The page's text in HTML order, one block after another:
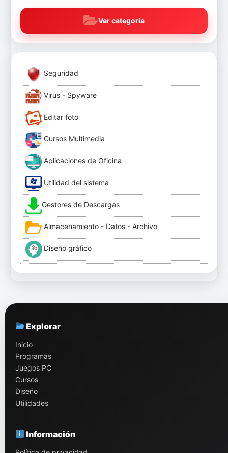
Ver categoría
Seguridad
Virus - Spyware
Editar foto
Cursos Multimedia
Aplicaciones de Oficina
Utilidad del sistema
Gestores de Descargas
Almacenamiento - Datos - Archivo
Diseño gráfico
Explorar
Inicio
Programas
Juegos PC
Cursos
Diseño
Utilidades
Información